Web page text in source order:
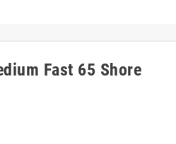
Fast 65 Shore